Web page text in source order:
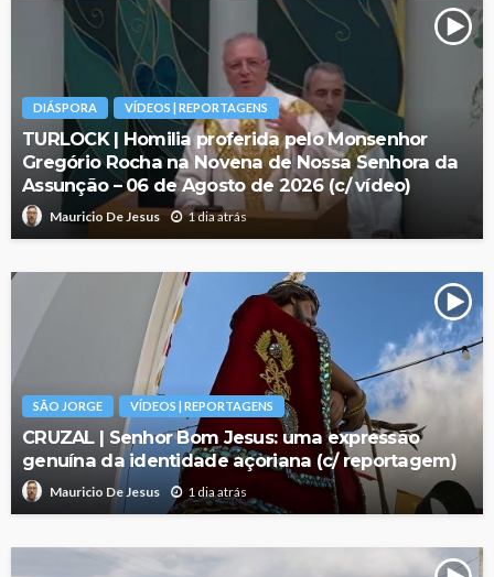
DIÁSPORA VÍDEOS | REPORTAGENS
TURLOCK | Homilia proferida pelo Monsenhor
Gregório Rocha na Novena de Nossa Senhora da
Assunção – 06 de Agosto de 2026 (c/ vídeo)
Mauricio De Jesus 1 dia atrás
SÃO JORGE VÍDEOS | REPORTAGENS
CRUZAL | Senhor Bom Jesus: uma expressão
genuína da identidade açoriana (c/ reportagem)
Mauricio De Jesus 1 dia atrás